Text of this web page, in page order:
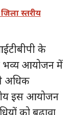
स्तरीय
के
भव्य आयोजन में
अधिक
इस आयोजन
को बढ़ावा